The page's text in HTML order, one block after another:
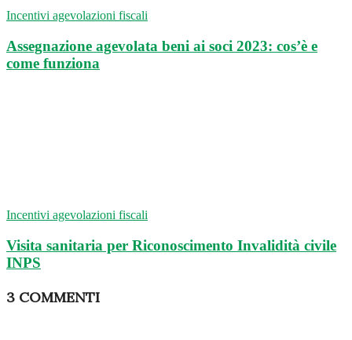
Incentivi agevolazioni fiscali
Assegnazione agevolata beni ai soci 2023: cos’è e
come funziona
Incentivi agevolazioni fiscali
Visita sanitaria per Riconoscimento Invalidità civile
INPS
3 COMMENTI